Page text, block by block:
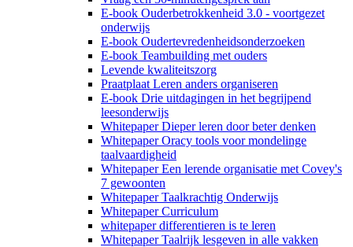
E-book Ouderbetrokkenheid 3.0 - voortgezet
onderwijs
E-book Oudertevredenheidsonderzoeken
E-book Teambuilding met ouders
Levende kwaliteitszorg
Praatplaat Leren anders organiseren
E-book Drie uitdagingen in het begrijpend
leesonderwijs
Whitepaper Dieper leren door beter denken
Whitepaper Oracy tools voor mondelinge
taalvaardigheid
Whitepaper Een lerende organisatie met Covey's
7 gewoonten
Whitepaper Taalkrachtig Onderwijs
Whitepaper Curriculum
whitepaper differentieren is te leren
Whitepaper Taalrijk lesgeven in alle vakken